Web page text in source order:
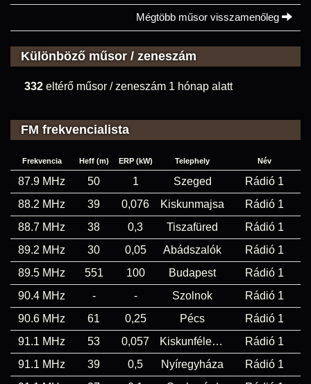
Mégtöbb műsor visszamenőleg
Különböző műsor / zeneszám
332 eltérő műsor / zeneszám 1 hónap alatt
FM frekvencialista
Frekvencia Heff (m) ERP (kW) Telephely Név
87.9 MHz 50 1 Szeged
Rádió 1
88.2 MHz
39 0,076 Kiskunmajsa
Rádió 1
88.7 MHz
38 0,3 Tiszafüred
Rádió 1
89.2 MHz
30 0,05 Abádszalók
Rádió 1
89.5 MHz
551 100 Budapest
Rádió 1
90.4 MHz
- - Szolnok
Rádió 1
90.6 MHz
61 0,25 Pécs
Rádió 1
91.1 MHz
53 0,057 Kiskunfélegyháza
Rádió 1
91.1 MHz
39 0,5 Nyíregyháza
Rádió 1